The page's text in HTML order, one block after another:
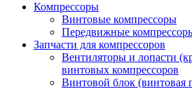
Компрессоры
Винтовые компрессоры
Передвижные
Запчасти для компрессоров
Вентиляторы и лопасти
винтовых компрессоров
Винтовой блок (винтовая